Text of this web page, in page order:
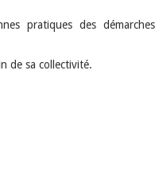
pratiques des démarches
de sa collectivité.